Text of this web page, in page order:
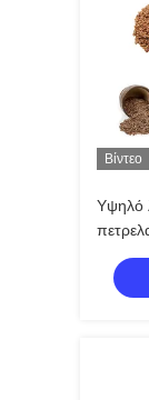
Βίντεο
Υψηλό